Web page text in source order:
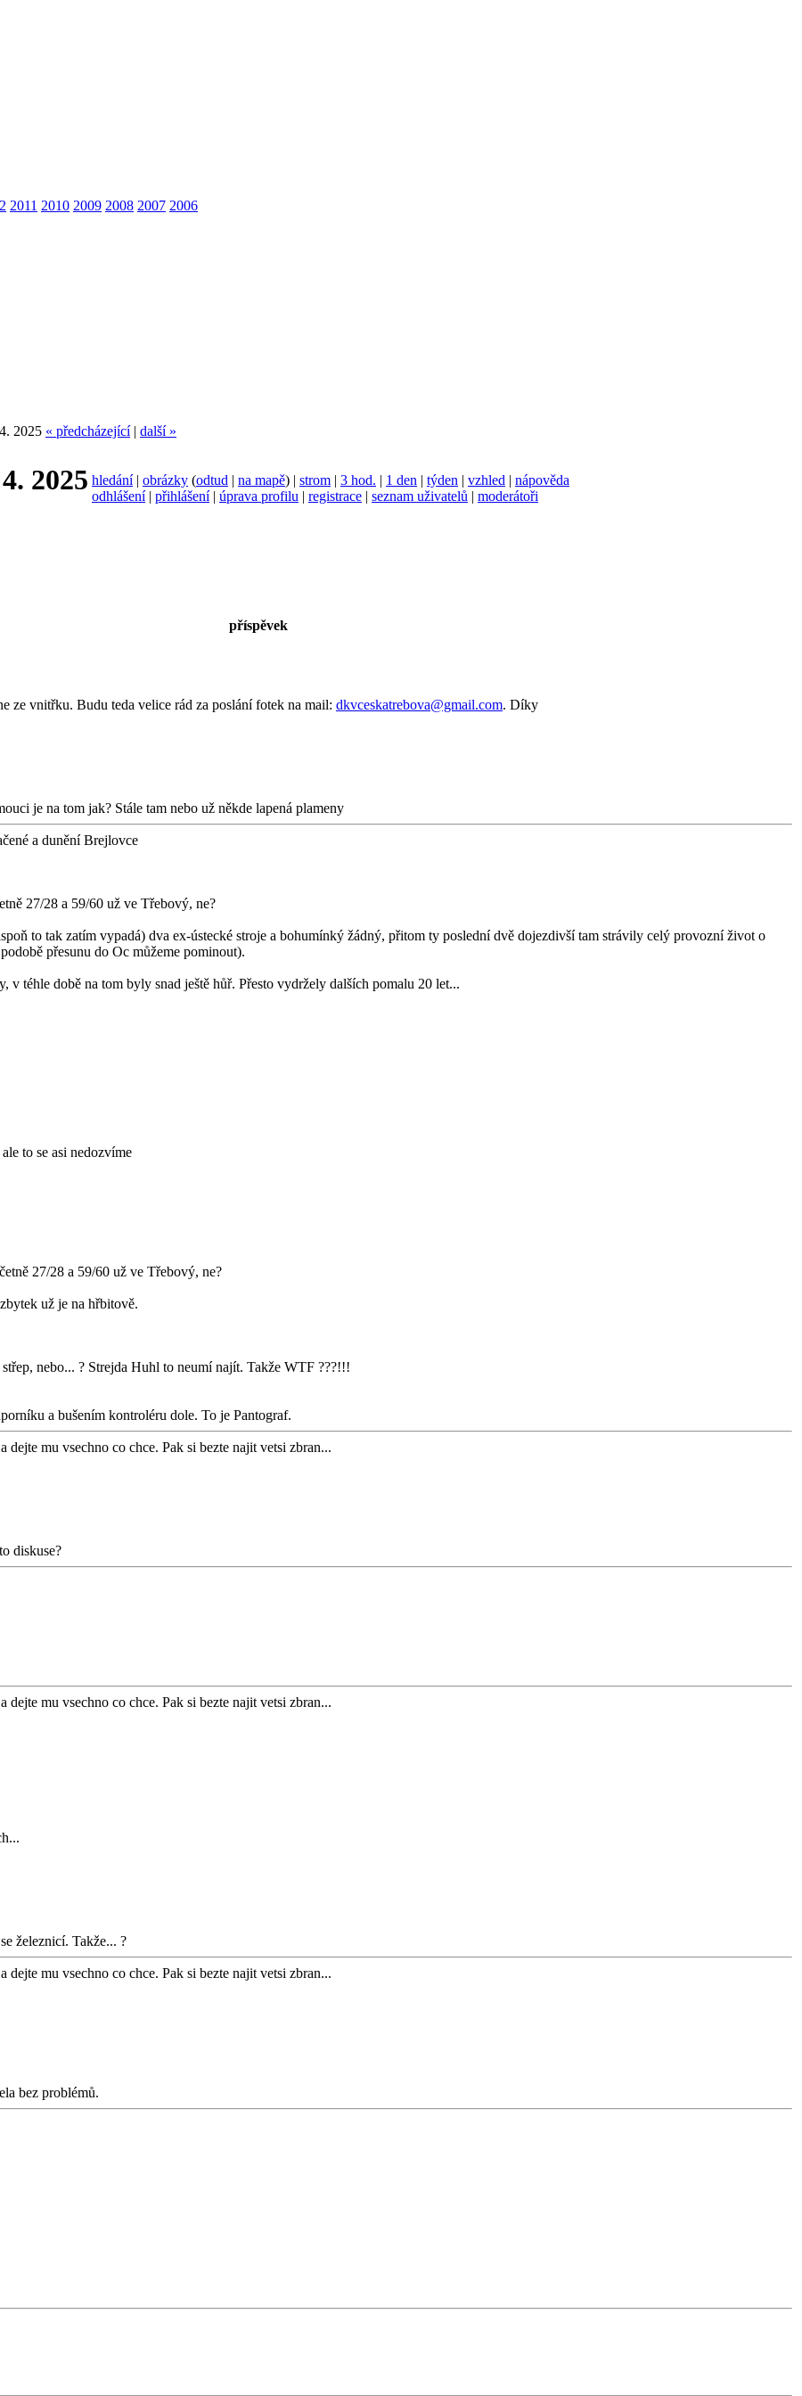
2011 2010 2009 2008 2007 2006
2025 « předcházející| další »
2025 hledání| obrázky (odtud | na mapě) | strom | 3 hod. | 1 den | týden | vzhled | nápověda
odhlášení| přihlášení| úprava profilu | registrace | seznam uživatelů | moderátoři
příspěvek
ze vnitřku. Budu teda velice rád za poslání fotek na mail: dkvceskatrebova@gmail.com. Díky
je na tom jak? Stále tam nebo už někde lapená plameny
a dunění Brejlovce
27/28 a 59/60 už ve Třebový, ne?
to tak zatím vypadá) dva ex-ústecké stroje a bohumínký žádný, přitom ty poslední dvě dojezdivší tam strávily celý provozní život o
přesunu do Oc můžeme pominout).
v téhle době na tom byly snad ještě hůř. Přesto vydržely dalších pomalu 20 let...
to se asi nedozvíme
27/28 a 59/60 už ve Třebový, ne?
už je na hřbitově.
nebo... ? Strejda Huhl to neumí najít. Takže WTF ???!!!
a bušením kontroléru dole. To je Pantograf.
dejte mu vsechno co chce. Pak si bezte najit vetsi zbran...
diskuse?
dejte mu vsechno co chce. Pak si bezte najit vetsi zbran...
železnicí. Takže... ?
dejte mu vsechno co chce. Pak si bezte najit vetsi zbran...
bez problémů.